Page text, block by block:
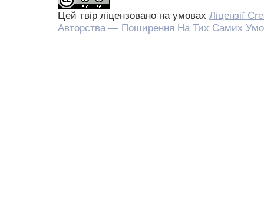
Цей твір ліцензовано на умовах Ліцензії
Авторства — Поширення На Тих Самих